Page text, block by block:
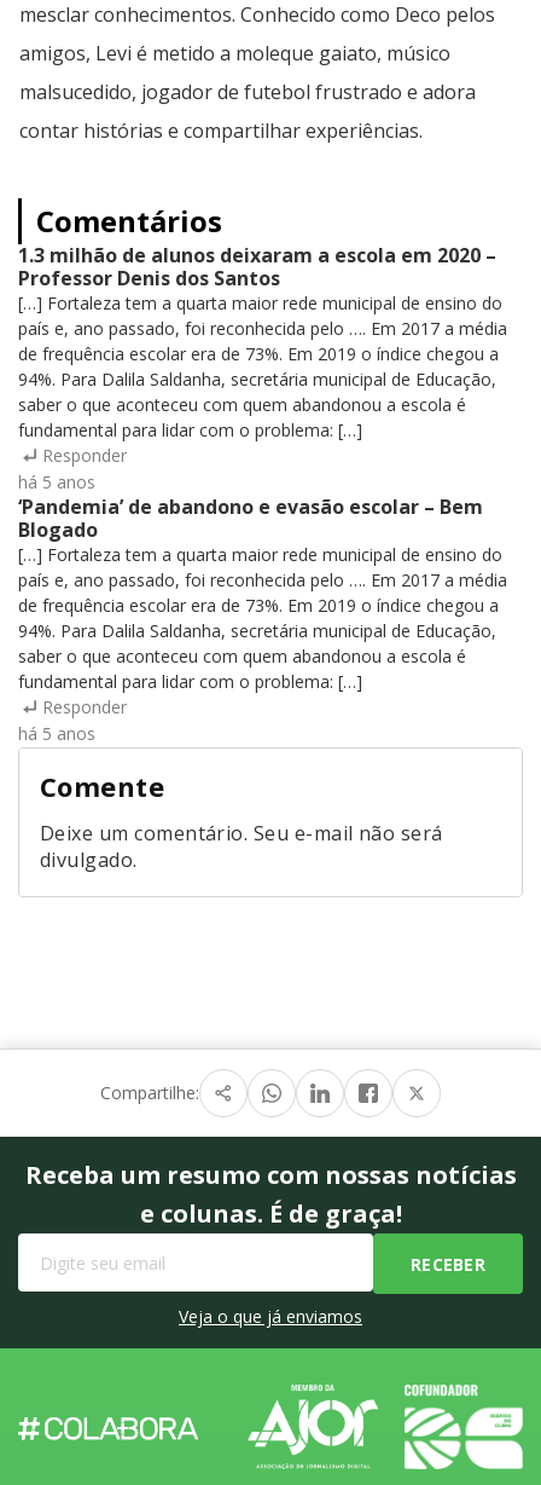
mesclar conhecimentos. Conhecido como Deco pelos
amigos, Levi é metido a moleque gaiato, músico
malsucedido, jogador de futebol frustrado e adora
contar histórias e compartilhar experiências.
Comentários
1.3 milhão de alunos deixaram a escola em 2020 –
Professor Denis dos Santos
[…] Fortaleza tem a quarta maior rede municipal de ensino do
país e, ano passado, foi reconhecida pelo …. Em 2017 a média
de frequência escolar era de 73%. Em 2019 o índice chegou a
94%. Para Dalila Saldanha, secretária municipal de Educação,
saber o que aconteceu com quem abandonou a escola é
fundamental para lidar com o problema: […]
Responder
há 5 anos
‘Pandemia’ de abandono e evasão escolar – Bem
Blogado
[…] Fortaleza tem a quarta maior rede municipal de ensino do
país e, ano passado, foi reconhecida pelo …. Em 2017 a média
de frequência escolar era de 73%. Em 2019 o índice chegou a
94%. Para Dalila Saldanha, secretária municipal de Educação,
saber o que aconteceu com quem abandonou a escola é
fundamental para lidar com o problema: […]
Responder
há 5 anos
Comente
Deixe um comentário. Seu e-mail não será
divulgado.
Compartilhe:
Receba um resumo com nossas notícias
e colunas. É de graça!
Veja o que já enviamos